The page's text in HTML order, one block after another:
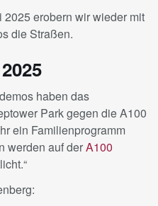
erobern wir wieder mit
die Straßen.
haben das
Park gegen die A100
ein Familienprogramm
werden auf derA100